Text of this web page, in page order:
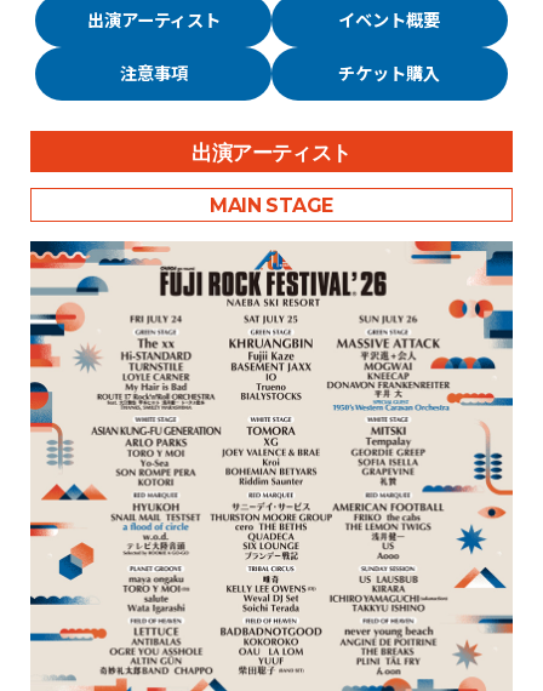
出演アーティスト イベント概要
注意事項 チケット購入
出演アーティスト
MAIN STAGE